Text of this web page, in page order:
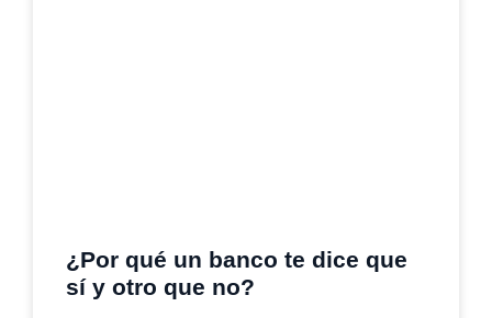
¿Por qué un banco te dice que
sí y otro que no?